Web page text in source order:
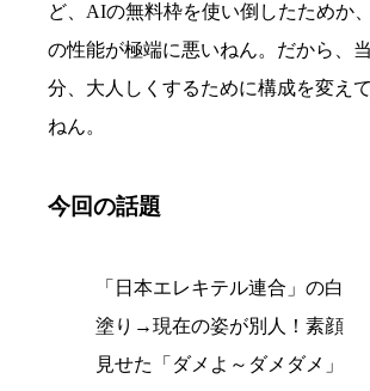
ど、AIの無料枠を使い倒したためか
の性能が極端に悪いねん。だから、当
分、大人しくするために構成を変え
ねん。
今回の話題
「日本エレキテル連合」の白
塗り→現在の姿が別人！素顔
見せた「ダメよ～ダメダメ」